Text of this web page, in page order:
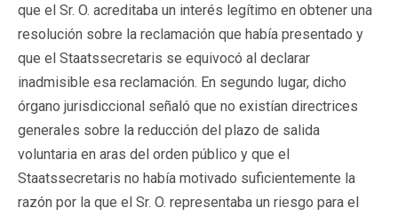
que el Sr. O. acreditaba un interés legítimo en obtener una
resolución sobre la reclamación que había presentado y
que el Staatssecretaris se equivocó al declarar
inadmisible esa reclamación. En segundo lugar, dicho
órgano jurisdiccional señaló que no existían directrices
generales sobre la reducción del plazo de salida
voluntaria en aras del orden público y que el
Staatssecretaris no había motivado suficientemente la
razón por la que el Sr. O. representaba un riesgo para el